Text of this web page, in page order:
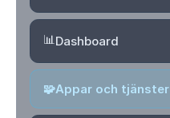
📊Dashboard
🧩Appar och tjänster